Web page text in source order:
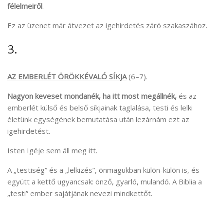
félelmeiről.
Ez az üzenet már átvezet az igehirdetés záró szakaszához.
3.
AZ EMBERLÉT ÖRÖKKÉVALÓ SÍKJA(6–7).
Nagyon keveset mondanék, ha itt most megállnék, és az
emberlét külső és belső síkjainak taglalása, testi és lelki
életünk egységének bemutatása után lezárnám ezt az
igehirdetést.
Isten Igéje sem áll meg itt.
A „testiség” és a „lelkizés”, önmagukban külön-külön is, és
együtt a kettő ugyancsak: önző, gyarló, mulandó. A Biblia a
„testi” ember sajátjának nevezi mindkettőt.